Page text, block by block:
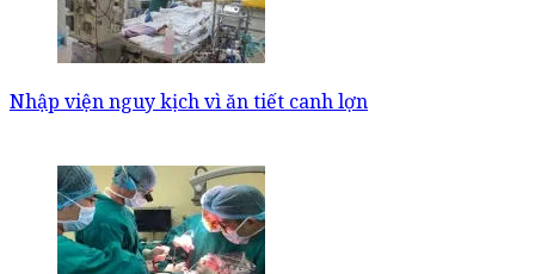
Nhập viện nguy kịch vì ăn tiết canh lợn